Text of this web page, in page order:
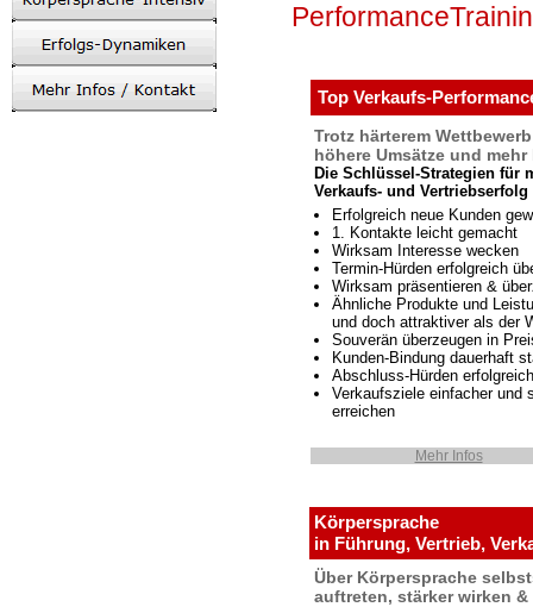
Top Verkaufs-
Trotz härterem
höhere Umsätze und mehr
Die Schlüssel-Strategien für
Verkaufs- und Vertriebserfolg
Erfolgreich neue Kunden
1. Kontakte leicht gemacht
Wirksam Interesse wecken
Termin-Hürden erfolgreich
Wirksam präsentieren &
Ähnliche Produkte und
und doch attraktiver als der
Souverän überzeugen in
Kunden-Bindung dauerhaft
Abschluss-Hürden
Verkaufsziele einfacher und
erreichen
Mehr Infos
Körpersprache
in Führung, Vertrieb,
Über Körpersprache
auftreten, stärker wirken